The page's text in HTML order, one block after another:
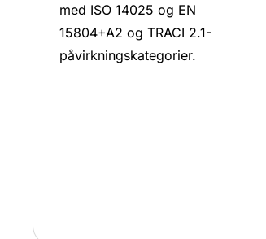
med ISO 14025 og EN
15804+A2 og TRACI 2.1-
påvirkningskategorier.